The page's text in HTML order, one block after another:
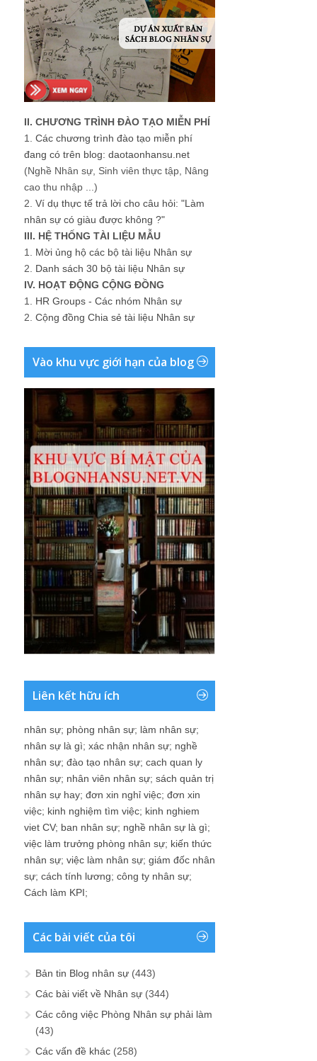
II. CHƯƠNG TRÌNH ĐÀO TẠO MIỄN PHÍ
1. Các chương trình đào tạo miễn phí
đang có trên blog: daotaonhansu.net
(Nghề Nhân sự, Sinh viên thực tập, Nâng
cao thu nhập ...)
2. Ví dụ thực tế trả lời cho câu hỏi: "Làm
nhân sự có giàu được không ?"
III. HỆ THỐNG TÀI LIỆU MẪU
1. Mời ủng hộ các bộ tài liệu Nhân sự
2. Danh sách 30 bộ tài liệu Nhân sự
IV. HOẠT ĐỘNG CỘNG ĐỒNG
1. HR Groups - Các nhóm Nhân sự
2. Cộng đồng Chia sẻ tài liệu Nhân sự
Vào khu vực giới hạn của blog
Liên kết hữu ích
nhân sự; phòng nhân sự; làm nhân sự;
nhân sự là gì; xác nhận nhân sự; nghề
nhân sự; đào tạo nhân sự; cach quan ly
nhân sự; nhân viên nhân sự; sách quản trị
nhân sự hay; đơn xin nghỉ việc; đơn xin
việc; kinh nghiệm tìm việc; kinh nghiem
viet CV; ban nhân sự; nghề nhân sự là gì;
việc làm trưởng phòng nhân sự; kiến thức
nhân sự; việc làm nhân sự; giám đốc nhân
sự; cách tính lương; công ty nhân sự;
Cách làm KPI;
Các bài viết của tôi
Bản tin Blog nhân sự (443)
Các bài viết về Nhân sự (344)
Các công việc Phòng Nhân sự phải làm
(43)
Các vấn đề khác (258)